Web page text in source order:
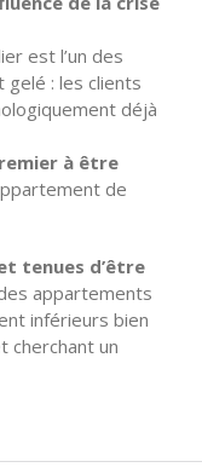
est l’un des
: les clients
déjà
à être
de
tenues d’être
appartements
inférieurs bien
cherchant un